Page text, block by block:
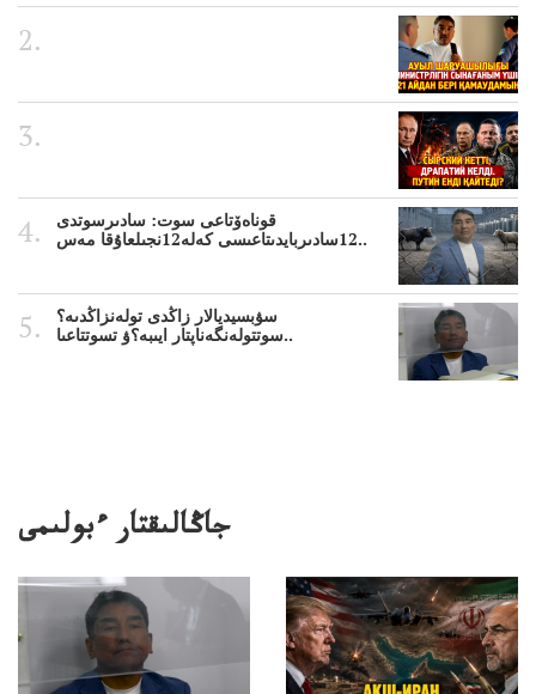
قوناەۆتاعى سوت: سادىرسوتدى
12سادىربايدىتاعىسى كەلە12نجىلعاۇقا مەس..
سۋبسيديالار زاڭدى تولەنزاڭدىە؟
سوتتولەنگەناپتار ايىبە؟ۋ تسوتتاعىا..
جاڭالىقتار ءبولىمى